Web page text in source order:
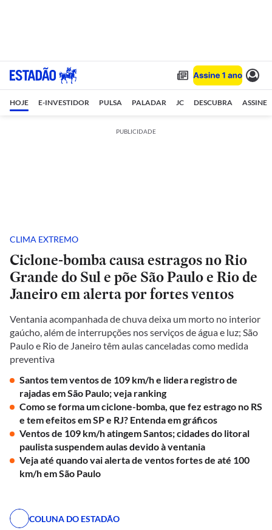
HOJE E-INVESTIDOR PULSA PALADAR JC DESCUBRA ASSINE
PUBLICIDADE
CLIMA EXTREMO
Ciclone-bomba causa estragos no Rio
Grande do Sul e põe São Paulo e Rio de
Janeiro em alerta por fortes ventos
Ventania acompanhada de chuva deixa um morto no interior
gaúcho, além de interrupções nos serviços de água e luz; São
Paulo e Rio de Janeiro têm aulas canceladas como medida
preventiva
Santos tem ventos de 109 km/h e lidera registro de
rajadas em São Paulo; veja ranking
Como se forma um ciclone-bomba, que fez estrago no RS
e tem efeitos em SP e RJ? Entenda em gráficos
Ventos de 109 km/h atingem Santos; cidades do litoral
paulista suspendem aulas devido à ventania
Veja até quando vai alerta de ventos fortes de até 100
km/h em São Paulo
COLUNA DO ESTADÃO